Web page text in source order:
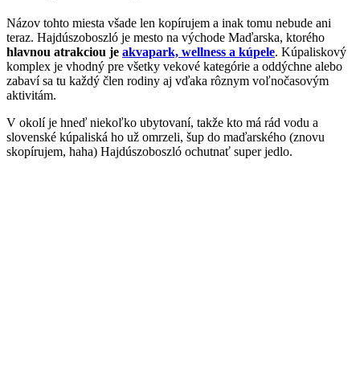
Názov tohto miesta všade len kopírujem a inak tomu nebude ani
teraz. Hajdúszoboszló je mesto na východe Maďarska, ktorého
hlavnou atrakciou je akvapark, wellness a kúpele. Kúpaliskový
komplex je vhodný pre všetky vekové kategórie a oddýchne alebo
zabaví sa tu každý člen rodiny aj vďaka rôznym voľnočasovým
aktivitám.
V okolí je hneď niekoľko ubytovaní, takže kto má rád vodu a
slovenské kúpaliská ho už omrzeli, šup do maďarského (znovu
skopírujem, haha) Hajdúszoboszló ochutnať super jedlo.